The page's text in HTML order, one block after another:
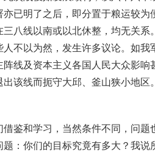
已明了之后，即分置于粮运较
三八线以南或以北休整，均无关系。
不以为然，发生许多议论。 如我
线及资本主义各国人民大众影
该线而扼守大邱、釜山狭小地区。
鉴和学习，当然条件不同，问题
：你们的目标究竟有多大 ？ 我说